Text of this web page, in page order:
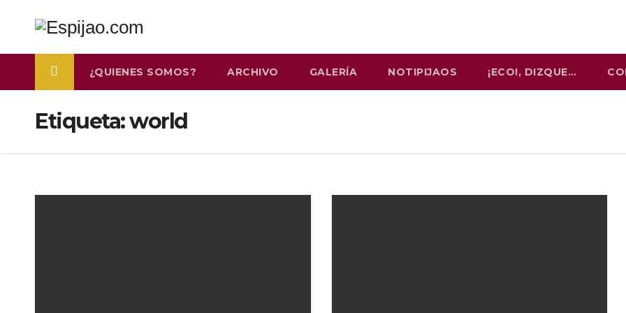
contenido
¿QUIENES SOMOS? ARCHIVO GALERÍA NOTIPIJAOS ¡ECO!, DIZQUE…
Etiqueta:world